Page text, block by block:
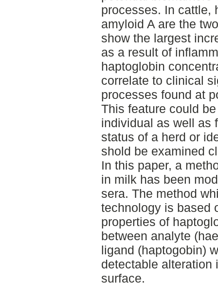
processes. In cattle,
amyloid A are the
show the largest
as a result of
haptoglobin
correlate to clinical
processes found at
This feature could
individual as well as
status of a herd or
shold be examined
In this paper, a
in milk has been
sera. The method
technology is based
properties of
between analyte
ligand (haptogobin)
detectable alteration
surface.